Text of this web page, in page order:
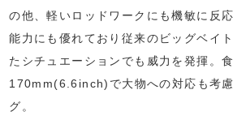
の他、軽いロッドワークにも機敏に反
能力にも優れており従来のビッグベイ
たシチュエーションでも威力を発揮。
170mm(6.6inch)で大物への対応も考
グ。